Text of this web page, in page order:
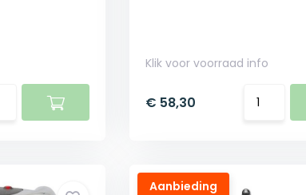
Klik voor voorraad info
€ 58,30
Aanbieding